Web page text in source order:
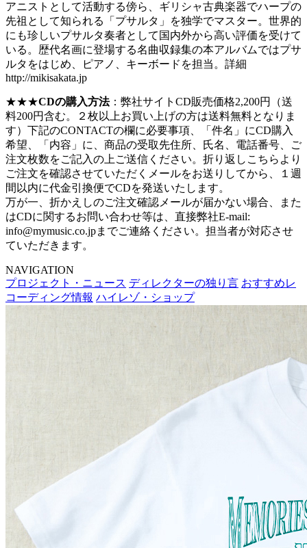
アニストとして活動する傍ら、ギリシャ古典楽器でハープの
先祖として知られる「プサルタ」を独学でマスター。世界的
にも珍しいプサルタ奏者として国内外から高い評価を受けて
いる。歴代名画に登場する名曲収録集の本アルバムではプサ
ルタをはじめ、ピアノ、キーボードを担当。詳細
http://mikisakata.jp
★★★CDの購入方法：弊社サイトCD販売価格2,200円（送
料200円含む。２枚以上お買い上げの方は送料無料となりま
す）下記のCONTACTの欄に必要事項、「件名」にCD購入
希望、「内容」に、商品の受取先住所、氏名、電話番号、ご
注文枚数をご記入の上ご送信ください。折り返しこちらより
ご注文を確認させていただくメールをお送りしてから、１週
間以内に代金引換便でCDを発送いたします。
万が一、折かえしのご注文確認メールが届かない場合、また
はCDに関するお問い合わせ等は、直接弊社E-mail:
info@mymusic.co.jpまでご連絡ください。担当者が対応させ
ていただきます。
NAVIGATION
プロジェクト・ニュース ディレクターの独り言 おすすめレ
コーディング情報 ハイレゾ・ショップ